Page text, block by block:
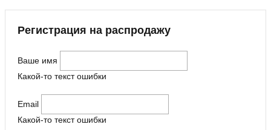
Регистрация на распродажу
Ваше имя
Какой-то текст ошибки
Email
Какой-то текст ошибки